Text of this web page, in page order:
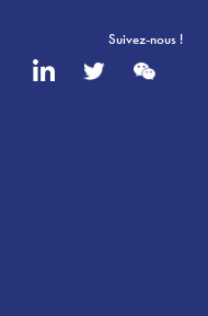
Suivez-nous !